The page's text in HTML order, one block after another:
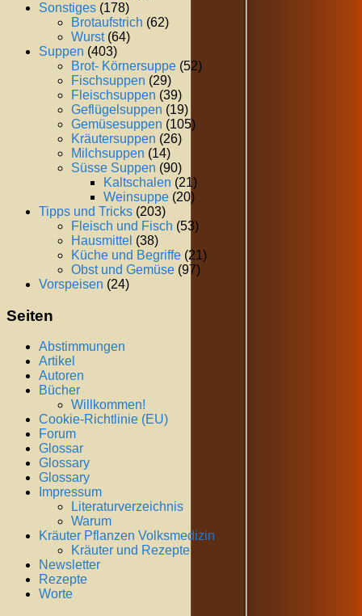
Sonstiges (178)
Brotaufstrich (62)
Wurst(64)
Suppen (403)
Brot- Körnersuppe (52)
Fischsuppen (29)
Fleischsuppen (39)
Geflügelsuppen (19)
Gemüsesuppen (105)
Kräutersuppen (26)
Milchsuppen (14)
Süsse Suppen (90)
Kaltschalen (21)
Weinsuppe (20)
Tipps und Tricks (203)
Fleisch und Fisch (53)
Hausmittel (38)
Küche und Begriffe (21)
Obst und Gemüse (97)
Vorspeisen (24)
Seiten
Abstimmungen
Artikel
Autoren
Bücher
Willkommen!
Cookie-Richtlinie (EU)
Forum
Glossar
Glossary
Glossary
Impressum
Literaturverzeichnis
Warum
Kräuter Pflanzen Volksmedizin
Kräuter und Rezepte
Newsletter
Rezepte
Worte